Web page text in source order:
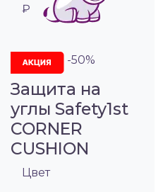
₽
-50%
Защита на
углы Safety1st
CORNER
CUSHION
Цвет